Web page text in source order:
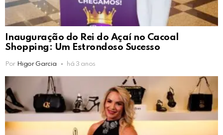
Inauguração do Rei do Açaí no Cacoal
Shopping: Um Estrondoso Sucesso
Por Higor Garcia há 3 anos